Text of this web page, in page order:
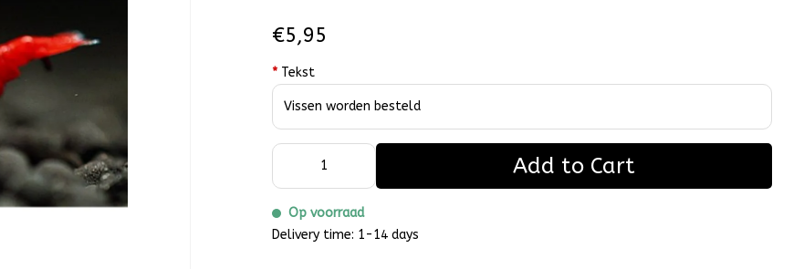
€5,95
* Tekst
Add to Cart
Op voorraad
Delivery time: 1-14 days